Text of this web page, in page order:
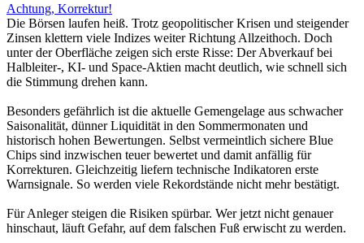
Achtung, Korrektur!
Die Börsen laufen heiß. Trotz geopolitischer Krisen und steigender
Zinsen klettern viele Indizes weiter Richtung Allzeithoch. Doch
unter der Oberfläche zeigen sich erste Risse: Der Abverkauf bei
Halbleiter-, KI- und Space-Aktien macht deutlich, wie schnell sich
die Stimmung drehen kann.
Besonders gefährlich ist die aktuelle Gemengelage aus schwacher
Saisonalität, dünner Liquidität in den Sommermonaten und
historisch hohen Bewertungen. Selbst vermeintlich sichere Blue
Chips sind inzwischen teuer bewertet und damit anfällig für
Korrekturen. Gleichzeitig liefern technische Indikatoren erste
Warnsignale. So werden viele Rekordstände nicht mehr bestätigt.
Für Anleger steigen die Risiken spürbar. Wer jetzt nicht genauer
hinschaut, läuft Gefahr, auf dem falschen Fuß erwischt zu werden.